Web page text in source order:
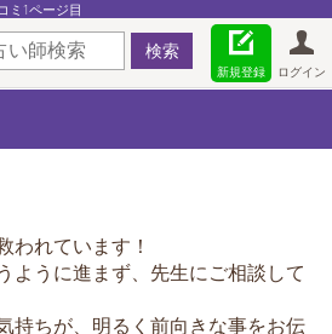
ミ1ページ目
ログイン
新規登録
われています！
ように進まず、先生にご相談して
持ちが、明るく前向きな事をお伝